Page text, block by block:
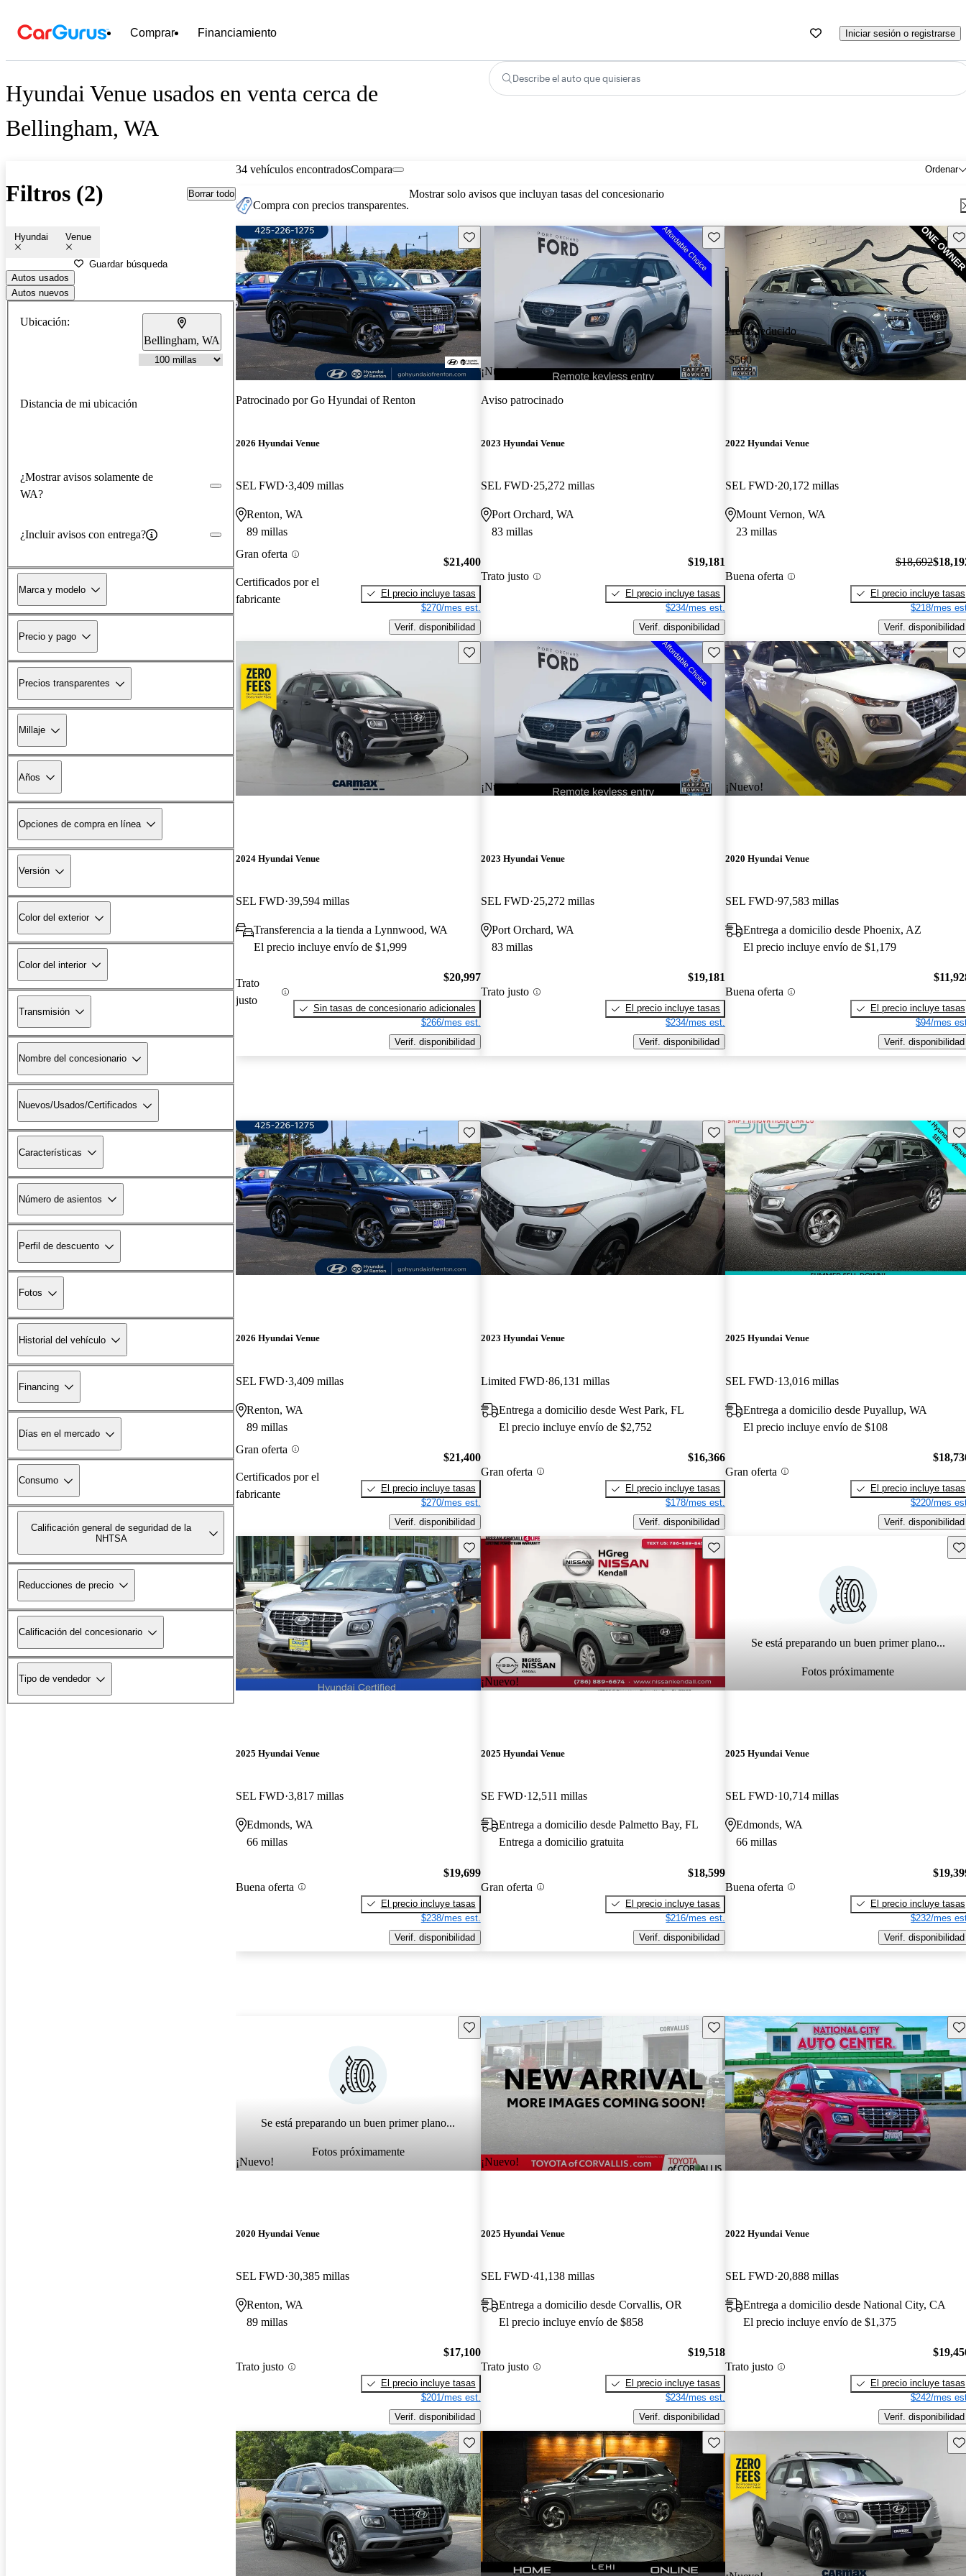
Comprar Financiamiento Iniciar sesión o registrarse
Hyundai Venue usados en venta cerca de
Bellingham, WA
Describe el auto que quisieras
Filtros (2) Borrar todo
Hyundai Venue
Guardar búsqueda
Autos usados
Autos nuevos
Ubicación:
Bellingham, WA
Distancia de mi ubicación
¿Mostrar avisos solamente de
WA?
¿Incluir avisos con entrega?
Marca y modelo
Precio y pago
Precios transparentes
Millaje
Años
Opciones de compra en línea
Versión
Color del exterior
Color del interior
Transmisión
Nombre del concesionario
Nuevos/Usados/Certificados
Características
Número de asientos
Perfil de descuento
Fotos
Historial del vehículo
Financing
Días en el mercado
Consumo
Calificación general de seguridad de la
NHTSA
Reducciones de precio
Calificación del concesionario
Tipo de vendedor
34 vehículos encontrados Ordenar
Compara
Compra con precios transparentes.
Mostrar solo avisos que incluyan tasas del concesionario
Guarda este Aviso
Patrocinado porGo Hyundai of Renton
2026 Hyundai Venue
SEL FWD 3,409 millas
Renton, WA
89 millas
Gran oferta
Certificados por el
fabricante
$21,400
El precio incluye tasas
$270/mes est.
Verif. disponibilidad
¡Nuevo!
Guarda este Aviso
Aviso patrocinado
2023 Hyundai Venue
SEL FWD 25,272 millas
Port Orchard, WA
83 millas
Trato justo
$19,181
El precio incluye tasas
$234/mes est.
Verif. disponibilidad
Precio reducido
-$500
2022 Hyundai Venue
SEL FWD 20,172 millas
Mount Vernon, WA
23 millas
Buena oferta
$18,692
El precio incluye tasas
$218/mes
Verif. disponibilidad
Guarda este Aviso
2024 Hyundai Venue
SEL FWD 39,594 millas
Transferencia a la tienda a Lynnwood, WA
El precio incluye envío de $1,999
Trato
justo
$20,997
Sin tasas de concesionario adicionales
$266/mes est.
Verif. disponibilidad
¡Nuevo!
Guarda este Aviso
2023 Hyundai Venue
SEL FWD 25,272 millas
Port Orchard, WA
83 millas
Trato justo
$19,181
El precio incluye tasas
$234/mes est.
Verif. disponibilidad
¡Nuevo!
2020 Hyundai Venue
SEL FWD 97,583 millas
Entrega a domicilio desde Phoenix, AZ
El precio incluye envío de $1,179
Buena oferta
El precio incluye tasas
$94/mes
Verif. disponibilidad
Guarda este Aviso
2026 Hyundai Venue
SEL FWD 3,409 millas
Renton, WA
89 millas
Gran oferta
Certificados por el
fabricante
$21,400
El precio incluye tasas
$270/mes est.
Verif. disponibilidad
Guarda este Aviso
2023 Hyundai Venue
Limited FWD 86,131 millas
Entrega a domicilio desde West Park, FL
El precio incluye envío de $2,752
Gran oferta
$16,366
El precio incluye tasas
$178/mes est.
Verif. disponibilidad
2025 Hyundai Venue
SEL FWD 13,016 millas
Entrega a domicilio desde Puyallup, WA
El precio incluye envío de $108
Gran oferta
El precio incluye tasas
$220/mes
Verif. disponibilidad
Guarda este Aviso
2025 Hyundai Venue
SEL FWD 3,817 millas
Edmonds, WA
66 millas
Buena oferta
$19,699
El precio incluye tasas
$238/mes est.
Verif. disponibilidad
¡Nuevo!
Guarda este Aviso
2025 Hyundai Venue
SE FWD 12,511 millas
Entrega a domicilio desde Palmetto Bay, FL
Entrega a domicilio gratuita
Gran oferta
$18,599
El precio incluye tasas
$216/mes est.
Verif. disponibilidad
Se está preparando un buen primer plano...
Fotos próximamente
2025 Hyundai Venue
SEL FWD 10,714 millas
Edmonds, WA
66 millas
Buena oferta
El precio incluye tasas
$232/mes
Verif. disponibilidad
Se está preparando un buen primer plano...
Fotos próximamente
¡Nuevo!
Guarda este Aviso
2020 Hyundai Venue
SEL FWD 30,385 millas
Renton, WA
89 millas
Trato justo
$17,100
El precio incluye tasas
$201/mes est.
Verif. disponibilidad
¡Nuevo!
Guarda este Aviso
2025 Hyundai Venue
SEL FWD 41,138 millas
Entrega a domicilio desde Corvallis, OR
El precio incluye envío de $858
Trato justo
$19,518
El precio incluye tasas
$234/mes est.
Verif. disponibilidad
2022 Hyundai Venue
SEL FWD 20,888 millas
Entrega a domicilio desde National City, CA
El precio incluye envío de $1,375
Trato justo
El precio incluye tasas
$242/mes
Verif. disponibilidad
Guarda este Aviso Guarda este Aviso